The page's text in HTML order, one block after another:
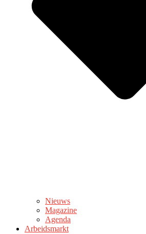
Nieuws
Magazine
Agenda
Arbeidsmarkt